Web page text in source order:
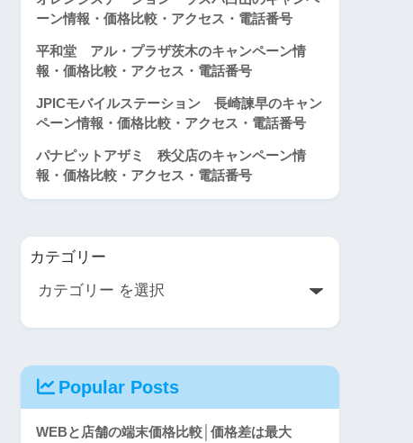
ーン情報・価格比較・アクセス・電話番号
平和堂 アル・プラザ茨木のキャンペーン情
報・価格比較・アクセス・電話番号
JPICモバイルステーション 長崎諫早のキャン
ペーン情報・価格比較・アクセス・電話番号
パナピットアザミ 秩父店のキャンペーン情
報・価格比較・アクセス・電話番号
カテゴリー
Popular Posts
WEBと店舗の端末価格比較│価格差は最大